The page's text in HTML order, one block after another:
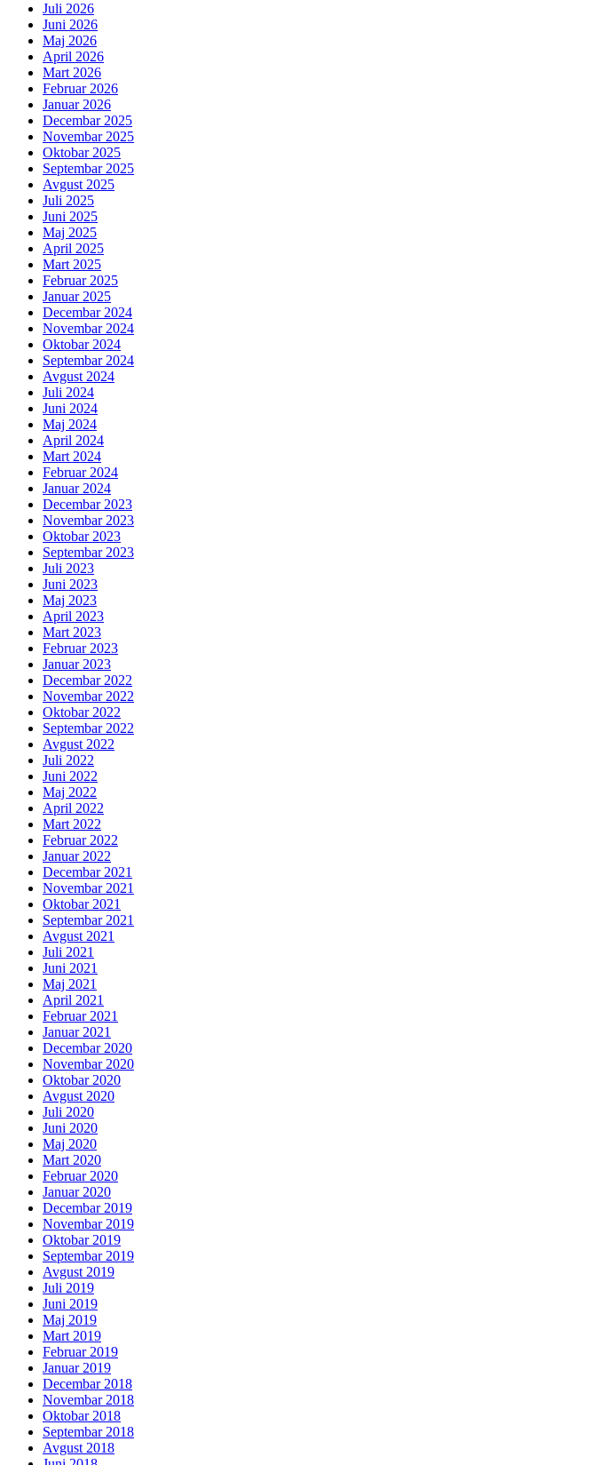
Juli 2026
Juni 2026
Maj 2026
April 2026
Mart 2026
Februar 2026
Januar 2026
Decembar 2025
Novembar 2025
Oktobar 2025
Septembar 2025
Avgust 2025
Juli 2025
Juni 2025
Maj 2025
April 2025
Mart 2025
Februar 2025
Januar 2025
Decembar 2024
Novembar 2024
Oktobar 2024
Septembar 2024
Avgust 2024
Juli 2024
Juni 2024
Maj 2024
April 2024
Mart 2024
Februar 2024
Januar 2024
Decembar 2023
Novembar 2023
Oktobar 2023
Septembar 2023
Juli 2023
Juni 2023
Maj 2023
April 2023
Mart 2023
Februar 2023
Januar 2023
Decembar 2022
Novembar 2022
Oktobar 2022
Septembar 2022
Avgust 2022
Juli 2022
Juni 2022
Maj 2022
April 2022
Mart 2022
Februar 2022
Januar 2022
Decembar 2021
Novembar 2021
Oktobar 2021
Septembar 2021
Avgust 2021
Juli 2021
Juni 2021
Maj 2021
April 2021
Februar 2021
Januar 2021
Decembar 2020
Novembar 2020
Oktobar 2020
Avgust 2020
Juli 2020
Juni 2020
Maj 2020
Mart 2020
Februar 2020
Januar 2020
Decembar 2019
Novembar 2019
Oktobar 2019
Septembar 2019
Avgust 2019
Juli 2019
Juni 2019
Maj 2019
Mart 2019
Februar 2019
Januar 2019
Decembar 2018
Novembar 2018
Oktobar 2018
Septembar 2018
Avgust 2018